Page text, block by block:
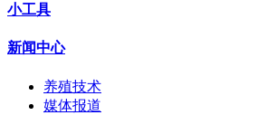
小工具
新闻中心
养殖技术
媒体报道